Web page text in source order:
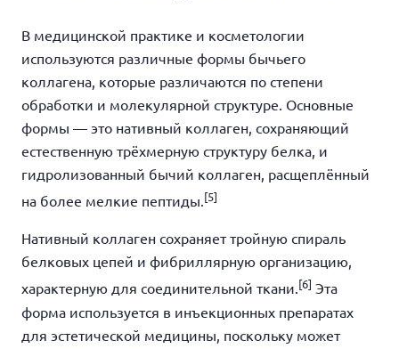
В медицинской практике и косметологии
используются различные формы бычьего
коллагена, которые различаются по степени
обработки и молекулярной структуре. Основные
формы — это нативный коллаген, сохраняющий
естественную трёхмерную структуру белка, и
гидролизованный бычий коллаген, расщеплённый
на более мелкие пептиды. [5]
Нативный коллаген сохраняет тройную спираль
белковых цепей и фибриллярную организацию,
характерную для соединительной ткани. [6] Эта
форма используется в инъекционных препаратах
для эстетической медицины, поскольку может